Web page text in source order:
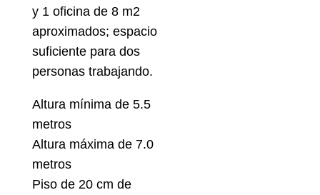
y 1 oficina de 8 m2
aproximados; espacio
suficiente para dos
personas trabajando.
Altura mínima de 5.5
metros
Altura máxima de 7.0
metros
Piso de 20 cm de